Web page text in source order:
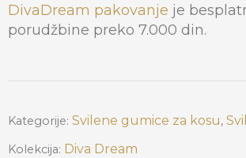
DivaDream pakovanje je
porudžbine preko 7.000 din.
Kategorije: Svilene gumice za kosu,
Kolekcija: Diva Dream